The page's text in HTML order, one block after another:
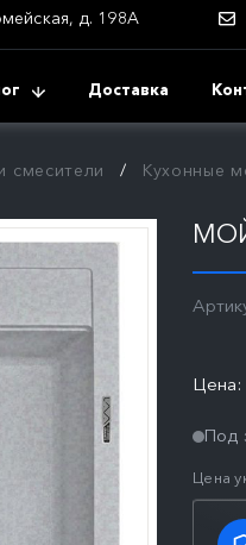
д. 198А
Доставка
смесители Кухонные
Цена:
Под
Цена